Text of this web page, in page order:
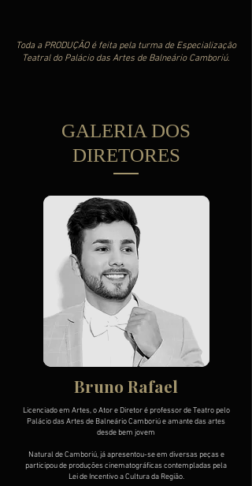
Toda a PRODUÇÃO é feita pela turma de Especialização
Teatral do Palácio das Artes de Balneário Camboriú.
GALERIA DOS
DIRETORES
Bruno Rafael
Licenciado em Artes, o Ator e Diretor é professor de Teatro pelo
Palácio das Artes de Balneário Camboriú e amante das artes
desde bem jovem
Natural de Camboriú, já apresentou-se em diversas peças e
participou de produções cinematográficas contempladas pela
Lei de Incentivo a Cultura da Região.